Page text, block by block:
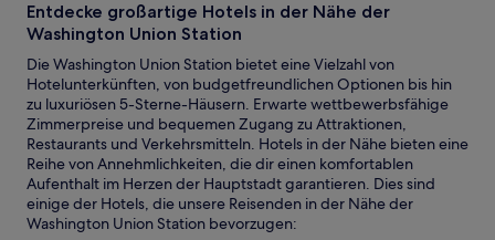
Entdecke großartige Hotels in der Nähe der
Washington Union Station
Die Washington Union Station bietet eine Vielzahl von
Hotelunterkünften, von budgetfreundlichen Optionen bis hin
zu luxuriösen 5-Sterne-Häusern. Erwarte wettbewerbsfähige
Zimmerpreise und bequemen Zugang zu Attraktionen,
Restaurants und Verkehrsmitteln. Hotels in der Nähe bieten eine
Reihe von Annehmlichkeiten, die dir einen komfortablen
Aufenthalt im Herzen der Hauptstadt garantieren. Dies sind
einige der Hotels, die unsere Reisenden in der Nähe der
Washington Union Station bevorzugen: